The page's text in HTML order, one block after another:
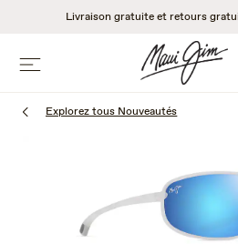
principal
Livraison gratuite et retours
Menu
Explorez tous Nouveautés